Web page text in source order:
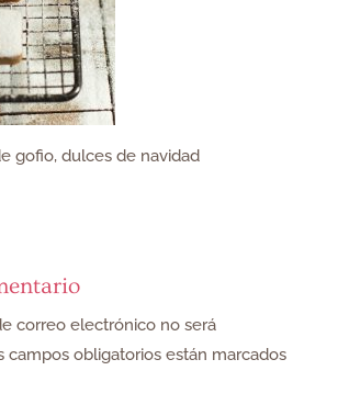
gofio, dulces de navidad
correo electrónico no será
campos obligatorios están marcados